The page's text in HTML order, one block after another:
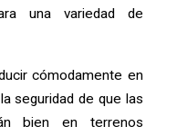
una variedad de
cómodamente en
seguridad de que las
bien en terrenos